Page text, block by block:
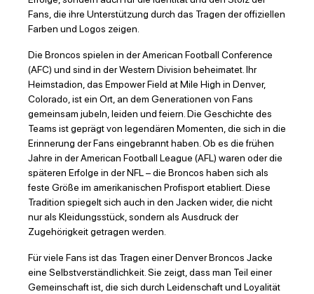
Fans, die ihre Unterstützung durch das Tragen der offiziellen
Farben und Logos zeigen.
Die Broncos spielen in der American Football Conference
(AFC) und sind in der Western Division beheimatet. Ihr
Heimstadion, das Empower Field at Mile High in Denver,
Colorado, ist ein Ort, an dem Generationen von Fans
gemeinsam jubeln, leiden und feiern. Die Geschichte des
Teams ist geprägt von legendären Momenten, die sich in die
Erinnerung der Fans eingebrannt haben. Ob es die frühen
Jahre in der American Football League (AFL) waren oder die
späteren Erfolge in der NFL – die Broncos haben sich als
feste Größe im amerikanischen Profisport etabliert. Diese
Tradition spiegelt sich auch in den Jacken wider, die nicht
nur als Kleidungsstück, sondern als Ausdruck der
Zugehörigkeit getragen werden.
Für viele Fans ist das Tragen einer Denver Broncos Jacke
eine Selbstverständlichkeit. Sie zeigt, dass man Teil einer
Gemeinschaft ist, die sich durch Leidenschaft und Loyalität